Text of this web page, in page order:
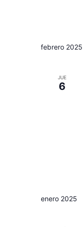
febrero 2025
JUE
6
enero 2025